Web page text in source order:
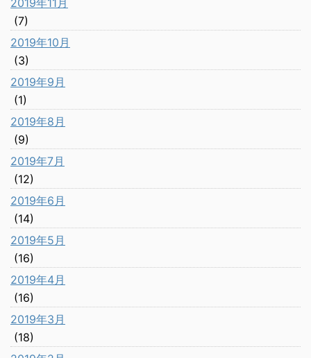
2019年11月
(7)
2019年10月
(3)
2019年9月
(1)
2019年8月
(9)
2019年7月
(12)
2019年6月
(14)
2019年5月
(16)
2019年4月
(16)
2019年3月
(18)